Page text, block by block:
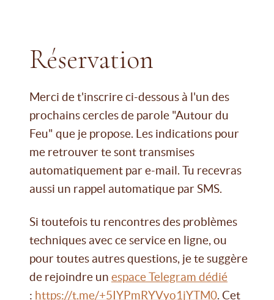
Réservation
Merci de t'inscrire ci-dessous à l'un des
prochains cercles de parole "Autour du
Feu" que je propose. Les indications pour
me retrouver te sont transmises
automatiquement par e-mail. Tu recevras
aussi un rappel automatique par SMS.
Si toutefois tu rencontres des problèmes
techniques avec ce service en ligne, ou
pour toutes autres questions, je te suggère
de rejoindre un espace Telegram dédié
: https://t.me/+5IYPmRYVyo1jYTM0. Cet